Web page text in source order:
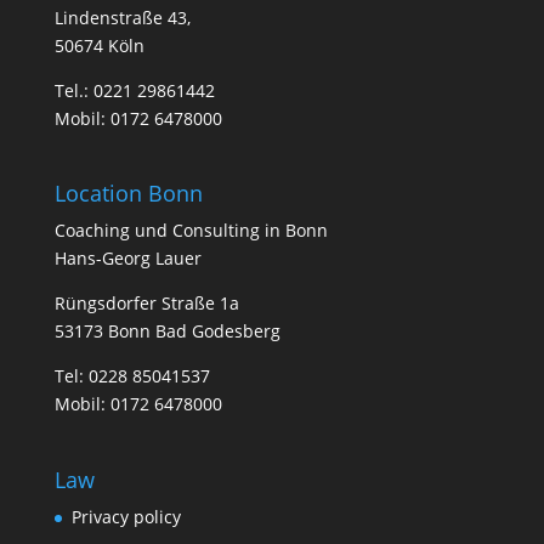
Lindenstraße 43,
50674 Köln
Tel.: 0221 29861442
Mobil: 0172 6478000
Location Bonn
Coa­ching und Con­sul­ting in Bonn
Hans-Georg Lauer
Rüngsdorfer Straße 1a
53173 Bonn Bad Godesberg
Tel: 0228 85041537
Mobil: 0172 6478000
Law
Privacy policy